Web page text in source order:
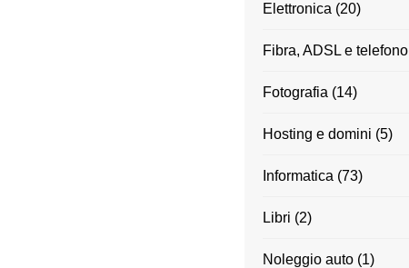
Elettronica (20)
Fibra, ADSL e telefono
Fotografia (14)
Hosting e domini (5)
Informatica (73)
Libri (2)
Noleggio auto (1)